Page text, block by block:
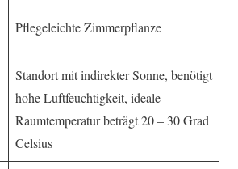
Pflegeleichte Zimmerpflanze
Standort mit indirekter Sonne, benötigt
hohe Luftfeuchtigkeit, ideale
Raumtemperatur beträgt 20 – 30 Grad
Celsius